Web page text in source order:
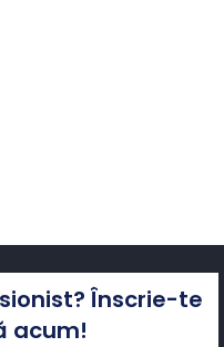
Înscrie-te
acum!